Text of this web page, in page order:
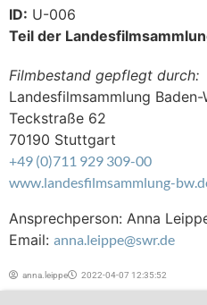
ID: U-006
Teil der
Filmbestand gepflegt durch:
Landesfilmsammlung
Teckstraße 62
70190 Stuttgart
+49 (0)711 929 309-00
www.landesfilmsammlung-
Ansprechperson: Anna
Email: anna.leippe@swr.de
anna.leippe 2022-04-07 12:35:52